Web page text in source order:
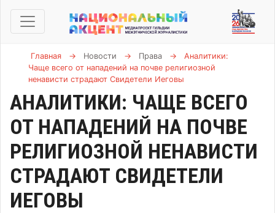
Главная → Новости → Права →
Аналитики:
Чаще всего от нападений на почве религиозной
ненависти страдают Свидетели Иеговы
АНАЛИТИКИ: ЧАЩЕ ВСЕГО
ОТ НАПАДЕНИЙ НА ПОЧВЕ
РЕЛИГИОЗНОЙ НЕНАВИСТИ
СТРАДАЮТ СВИДЕТЕЛИ
ИЕГОВЫ